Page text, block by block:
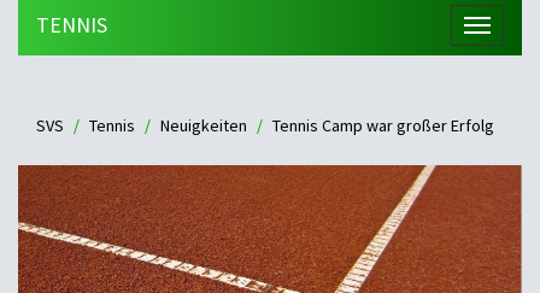
Menü
TENNIS
SVS Tennis Neuigkeiten Tennis Camp war großer Erfolg